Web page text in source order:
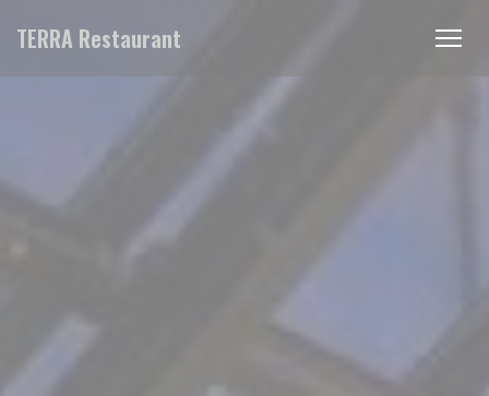
TERRA Restaurant